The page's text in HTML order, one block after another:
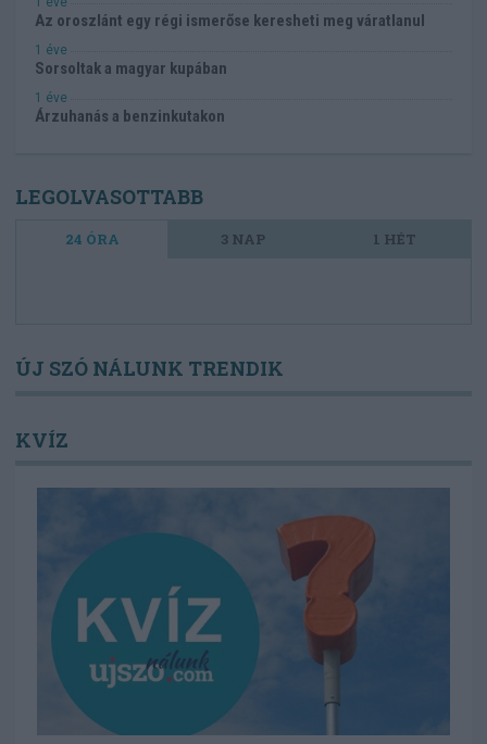
Az oroszlánt egy régi ismerőse keresheti meg váratlanul
1 éve
Sorsoltak a magyar kupában
1 éve
Árzuhanás a benzinkutakon
LEGOLVASOTTABB
24 ÓRA 3 NAP 1 HÉT
ÚJ SZÓ NÁLUNK TRENDIK
KVÍZ